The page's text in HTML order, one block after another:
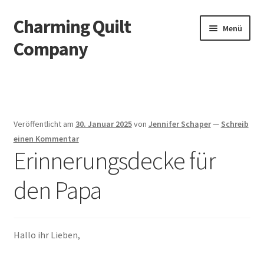
Zur
Navigation
springen
Zum
Inhalt
springen
Charming Quilt
Company
Menü
Blog
Datenschutzbelehrung
Datenschutzerklärung
Impressum
Veröffentlicht am 30. Januar 2025von Jennifer Schaper— Schreib
einen Kommentar
Erinnerungsdecke für
den Papa
Hallo ihr Lieben,